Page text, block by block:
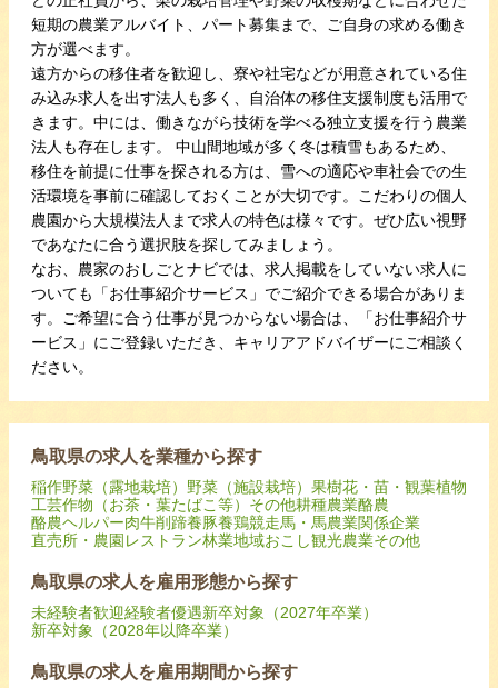
短期の農業アルバイト、パート募集まで、ご自身の求める働き
方が選べます。
遠方からの移住者を歓迎し、寮や社宅などが用意されている住
み込み求人を出す法人も多く、自治体の移住支援制度も活用で
きます。中には、働きながら技術を学べる独立支援を行う農業
法人も存在します。 中山間地域が多く冬は積雪もあるため、
移住を前提に仕事を探される方は、雪への適応や車社会での生
活環境を事前に確認しておくことが大切です。こだわりの個人
農園から大規模法人まで求人の特色は様々です。ぜひ広い視野
であなたに合う選択肢を探してみましょう。
なお、農家のおしごとナビでは、求人掲載をしていない求人に
ついても「お仕事紹介サービス」でご紹介できる場合がありま
す。ご希望に合う仕事が見つからない場合は、「お仕事紹介サ
ービス」にご登録いただき、キャリアアドバイザーにご相談く
ださい。
鳥取県の求人を業種から探す
稲作野菜（露地栽培） 野菜（施設栽培） 果樹花・苗・観葉植物
工芸作物（お茶・葉たばこ等） その他耕種農業酪農
酪農ヘルパー肉牛削蹄養豚養鶏競走馬・馬農業関係企業
直売所・農園レストラン林業地域おこし観光農業その他
鳥取県の求人を雇用形態から探す
未経験者歓迎経験者優遇新卒対象（2027年卒業）
新卒対象（2028年以降卒業）
鳥取県の求人を雇用期間から探す